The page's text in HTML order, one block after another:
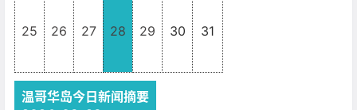
25 26 27 28 29 30 31
温哥华岛今日新闻摘要